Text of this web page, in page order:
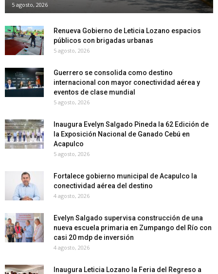
5 agosto, 2026
Renueva Gobierno de Leticia Lozano espacios
públicos con brigadas urbanas
5 agosto, 2026
Guerrero se consolida como destino
internacional con mayor conectividad aérea y
eventos de clase mundial
5 agosto, 2026
Inaugura Evelyn Salgado Pineda la 62 Edición de
la Exposición Nacional de Ganado Cebú en
Acapulco
5 agosto, 2026
Fortalece gobierno municipal de Acapulco la
conectividad aérea del destino
4 agosto, 2026
Evelyn Salgado supervisa construcción de una
nueva escuela primaria en Zumpango del Río con
casi 20 mdp de inversión
4 agosto, 2026
Inaugura Leticia Lozano la Feria del Regreso a